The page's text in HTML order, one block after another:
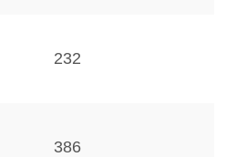
232
386